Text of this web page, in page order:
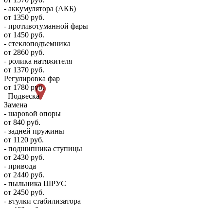
- аккумулятора (АКБ)
от 1350 руб.
- противотуманной фары
от 1450 руб.
- стеклоподъемника
от 2860 руб.
- ролика натяжителя
от 1370 руб.
Регулировка фар
от 1780 руб.
Подвеска
Замена
- шаровой опоры
от 840 руб.
- задней пружины
от 1120 руб.
- подшипника ступицы
от 2430 руб.
- привода
от 2440 руб.
- пыльника ШРУС
от 2450 руб.
- втулки стабилизатора